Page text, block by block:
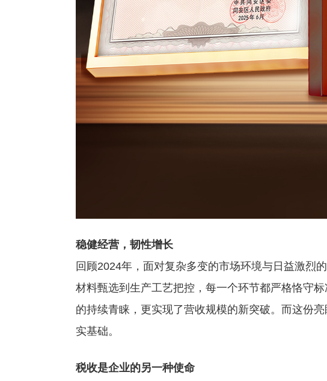
稳健经营，韧性增长
回顾2024年，面对复杂多变的市场环境与日益激烈
材料甄选到生产工艺把控，每一个环节都严格恪守
的持续青睐，更实现了营收规模的新突破。而这份
实基础。
税收是企业的另一种使命